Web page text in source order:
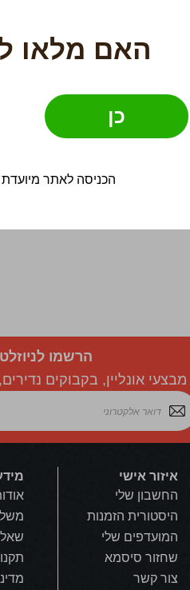
האם מלאו לך
כן
הכניסה לאתר מיועדת
הרשמו
מבצעי אונליין, בקבוקים
איזור אישי
החשבון שלי
היסטורית הזמנות
המועדפים שלי
שחזור סיסמא
צור קשר